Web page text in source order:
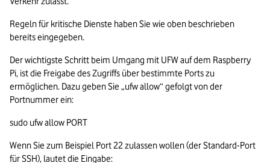
Regeln für kritische Dienste haben Sie wie oben beschrieben
bereits eingegeben.
Der wichtigste Schritt beim Umgang mit UFW auf dem Raspberry
Pi, ist die Freigabe des Zugriffs über bestimmte Ports zu
ermöglichen. Dazu geben Sie „ufw allow“ gefolgt von der
Portnummer ein:
sudo ufw allow PORT
Wenn Sie zum Beispiel Port 22 zulassen wollen (der Standard-Port
für SSH), lautet die Eingabe: